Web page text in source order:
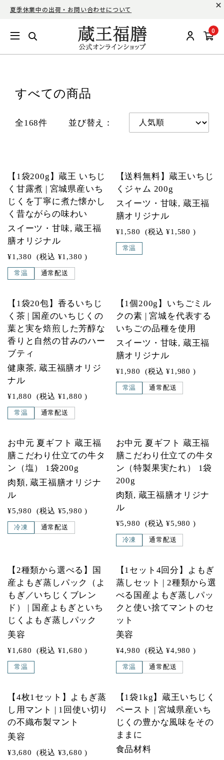
夏季休業中の出荷・お問い合わせについて
0
すべての商品
全168件 並び替え：
【1袋200g】蔵王 いちじ
く甘露煮 | 宮城県産いち
じくを丁寧に煮た懐かし
く昔ながらの味わい
スイーツ・甘味, 蔵王福
膳オリジナル
¥1,380 (税込 ¥1,380 )
常温 通常配送
【送料無料】蔵王いちじ
くジャム 200g
スイーツ・甘味, 蔵王福
膳オリジナル
¥1,580 (税込 ¥1,580 )
常温
【1袋20包】香るいちじ
く茶 | 国産のいちじくの
葉と実を焙煎した芳醇な
香りと自然の甘みのハー
ブティ
健康茶, 蔵王福膳オリジ
ナル
¥1,880 (税込 ¥1,880 )
常温 通常配送
【1個200g】いちごミル
クの素 | 宮城を代表する
いちごの品種を使用
スイーツ・甘味, 蔵王福
膳オリジナル
¥1,980 (税込 ¥1,980 )
常温 通常配送
お中元 夏ギフト 蔵王福
膳こだわり仕立ての牛タ
ン（塩） 1袋200g
肉類, 蔵王福膳オリジナ
ル
¥5,980 (税込 ¥5,980 )
冷凍 通常配送
お中元 夏ギフト 蔵王福
膳こだわり仕立ての牛タ
ン（特製果実たれ） 1袋
200g
肉類, 蔵王福膳オリジナ
ル
¥5,980 (税込 ¥5,980 )
冷凍 通常配送
SOLD OUT
【2種類から選べる】国
産よもぎ蒸しパック（よ
もぎ／いちじくブレン
ド） | 国産よもぎといち
じくよもぎ蒸しパック
美容
¥1,680 (税込 ¥1,680 )
常温
SOLD OUT
【1セット4回分】よもぎ
蒸しセット | 2種類から選
べる国産よもぎ蒸しパッ
クと使い捨てマントのセ
ット
美容
¥4,980 (税込 ¥4,980 )
常温 通常配送
【4枚1セット】よもぎ蒸
し用マント | 1回使い切り
の不織布製マント
美容
¥3,680 (税込 ¥3,680 )
【1袋1kg】蔵王いちじく
ペースト | 宮城県産いち
じくの豊かな風味をその
ままに
食品材料